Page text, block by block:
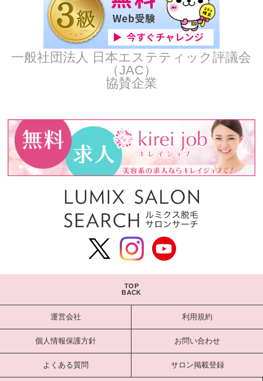
一般社団法人 日本エステティック評議会
（JAC）
協賛企業
TOP
BACK
運営会社 利用規約
個人情報保護方針 お問い合わせ
よくある質問 サロン掲載登録